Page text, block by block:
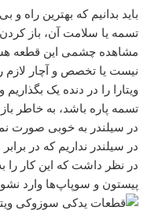
باید بدانیم که بهترین راه
تسمه یا سلامت آن، باز
مشاهده چشمی این قطعه
نیست یا تخصص و آچار لازم
ویتارا را در دنده یک
تسمه پاره باشد، به خاطر
در سیلندر به خوبی صورت
در سیلندر نداریم که در
در نظر داشت که این کار را
پیستون و سوپاپ‌ها وارد